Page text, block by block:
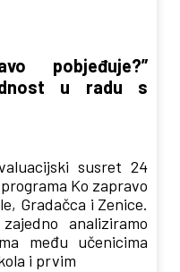
pobjeđuje?”
u radu s
susret 24
Ko zapravo
Gradačca i Zenice.
analiziramo
među učenicima
i prvim